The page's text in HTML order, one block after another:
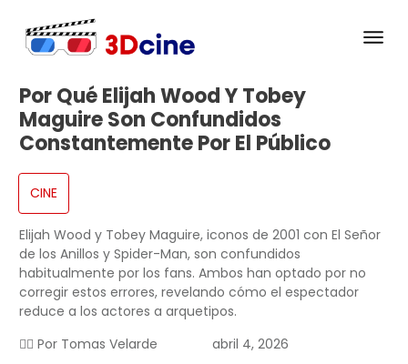
Por Qué Elijah Wood Y Tobey
Maguire Son Confundidos
Constantemente Por El Público
CINE
Elijah Wood y Tobey Maguire, iconos de 2001 con El Señor
de los Anillos y Spider-Man, son confundidos
habitualmente por los fans. Ambos han optado por no
corregir estos errores, revelando cómo el espectador
reduce a los actores a arquetipos.
✍🏻 Por Tomas Velarde abril 4, 2026